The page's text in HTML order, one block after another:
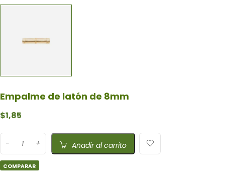
Empalme de latón de 8mm
$1,85
Añadir al carrito
COMPARAR